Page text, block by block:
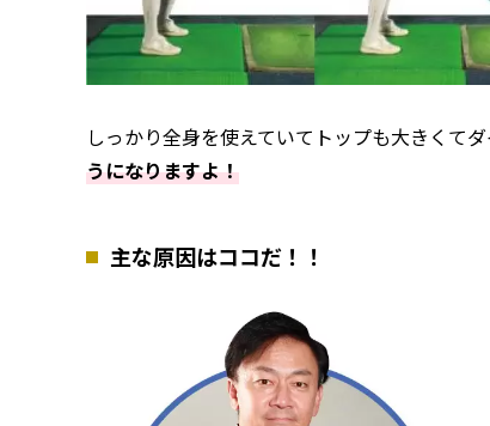
しっかり全身を使えていてトップも大きくてダ
うになりますよ！
主な原因はココだ！！